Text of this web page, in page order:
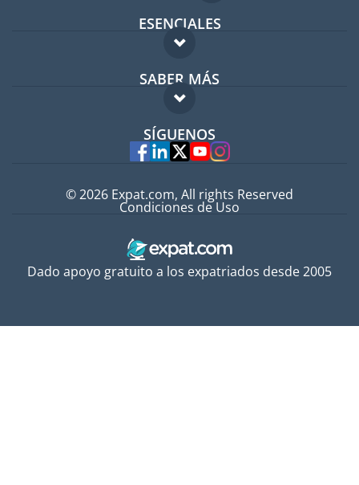
ESENCIALES
Foro para expatriados
Guía para expatriados
Trabajos en el extranjero
SABER MÁS
FAQ
Expertos
SÍGUENOS
Dado apoyo gratuito a los expatriados desde 2005
© 2026 Expat.com, All rights Reserved
Condiciones de Uso